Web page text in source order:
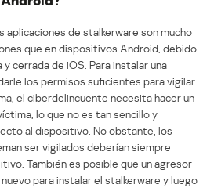
aplicaciones de stalkerware son mucho
que en dispositivos Android, debido
cerrada de iOS. Para instalar una
los permisos suficientes para vigilar
el ciberdelincuente necesita hacer un
lo que no es tan sencillo y
al dispositivo. No obstante, los
ser vigilados deberían siempre
También es posible que un agresor
para instalar el stalkerware y luego